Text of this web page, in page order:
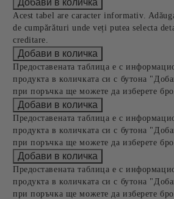
Acest tabel are caracter informativ.
de cumpărături unde veți putea selecta
creditare.
Предоставената таблица е с
продукта в количката си с бутона
при поръчка ще можете да изберете
Предоставената таблица е с
продукта в количката си с бутона
при поръчка ще можете да изберете
Предоставената таблица е с
продукта в количката си с бутона
при поръчка ще можете да изберете